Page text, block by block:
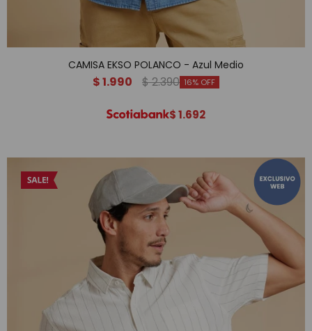
CAMISA EKSO POLANCO - Azul Medio
$1.990 $2.390 16
$1.692